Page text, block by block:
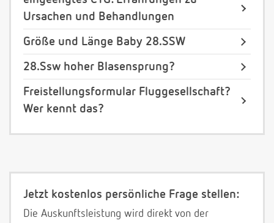
Ursachen und Behandlungen
Größe und Länge Baby 28.SSW
28.Ssw hoher Blasensprung?
Freistellungsformular Fluggesellschaft?
Wer kennt das?
Jetzt kostenlos persönliche Frage stellen:
Die Auskunftsleistung wird direkt von der